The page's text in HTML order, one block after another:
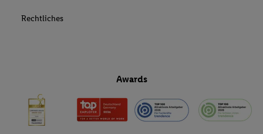
Rechtliches
Awards